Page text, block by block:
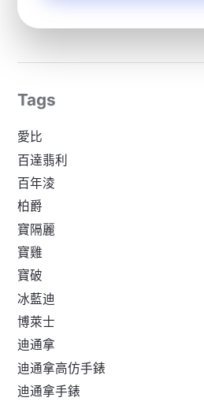
Tags
愛比
百達翡利
百年淩
柏爵
寶隔麗
寶雞
寶破
冰藍迪
博萊士
迪通拿
迪通拿高仿手錶
迪通拿手錶